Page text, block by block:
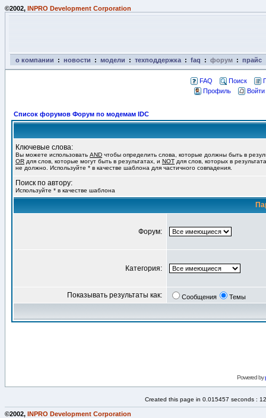
©2002, INPRO Development Corporation
о компании : новости : модели : техподдержка : faq : форум : прайс
FAQ Поиск
Профиль
Список форумов Форум по модемам IDC
Ключевые слова:
Вы можете использовать AND чтобы определить слова, которые должны быть в
OR для слов, которые могут быть в результатах, и NOT для слов, которых в
не должно. Используйте * в качестве шаблона для частичного совпадения.
Поиск по автору:
Используйте * в качестве шаблона
Форум:
Категория:
Показывать результаты как: Сообщения Темы
Powered by
Created this page in 0.015457 seconds :
©2002, INPRO Development Corporation